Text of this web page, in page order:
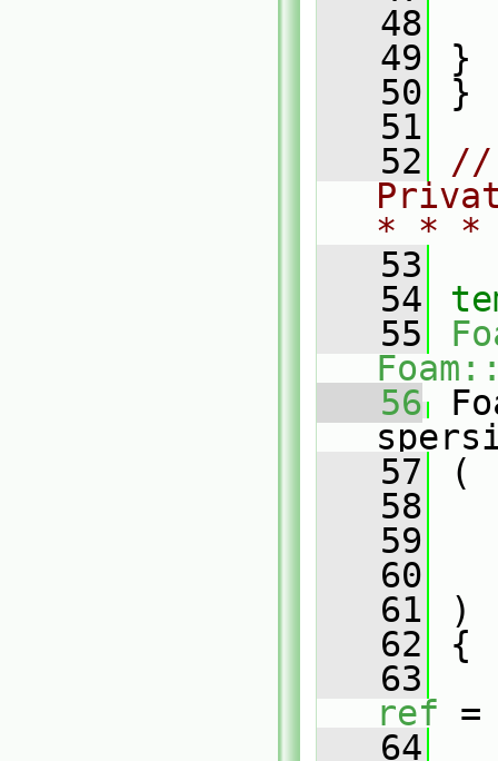
   48
   49
}
   50
}
   51
   52
//
* *
   53
   54
   55
   56
   57
(
   58
   59
   60
   61
)
   62
{
   63
ref =
   64